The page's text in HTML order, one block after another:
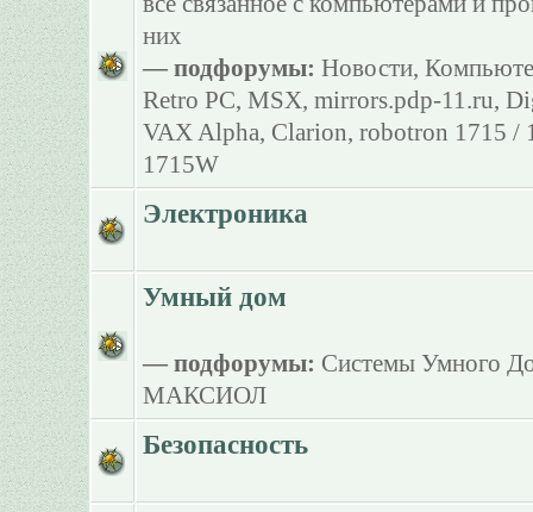
них
— подфорумы: Новости,
Retro PC, MSX, mirrors.pdp-11.ru,
VAX Alpha, Clarion, robotron 1715 /
1715W
Электроника
Умный дом
— подфорумы: Системы Умного
МАКСИОЛ
Безопасность